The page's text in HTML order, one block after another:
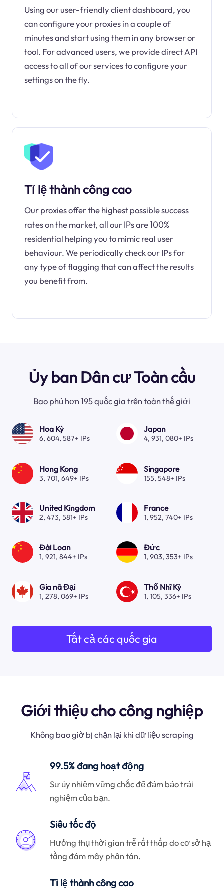
Using our user-friendly client dashboard, you
can configure your proxies in a couple of
minutes and start using them in any browser or
tool. For advanced users, we provide direct API
access to all of our services to configure your
settings on the fly.
Tỉ lệ thành công cao
Our proxies offer the highest possible success
rates on the market, all our IPs are 100%
residential helping you to mimic real user
behaviour. We periodically check our IPs for
any type of flagging that can affect the results
you benefit from.
Ủy ban Dân cư Toàn cầu
Bao phủ hơn 195 quốc gia trên toàn thế giới
Hoa Kỳ
6, 604, 587+ IPs
Japan
4, 931, 080+ IPs
Hong Kong
3, 701, 649+ IPs
Singapore
155, 548+ IPs
United Kingdom
2, 473, 581+ IPs
France
1, 952, 740+ IPs
Đài Loan
1, 921, 844+ IPs
Đức
1, 903, 353+ IPs
Gia nã Đại
1, 278, 069+ IPs
Thổ Nhĩ Kỳ
1, 105, 336+ IPs
Tất cả các quốc gia
Giới thiệu cho công nghiệp
Không bao giờ bị chặn lại khi dữ liệu scraping
99.5% đang hoạt động
Sự ủy nhiệm vững chắc để đảm bảo trải
nghiệm của bạn.
Siêu tốc độ
Hưởng thụ thời gian trễ rất thấp do cơ sở hạ
tầng đám mây phân tán.
Tỉ lệ thành công cao